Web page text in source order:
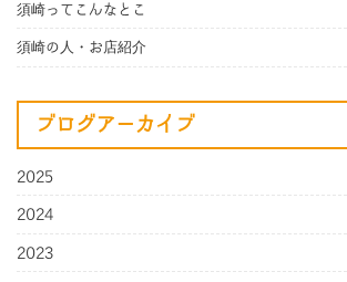
須崎ってこんなとこ
須崎の人・お店紹介
ブログアーカイブ
2025
2024
2023